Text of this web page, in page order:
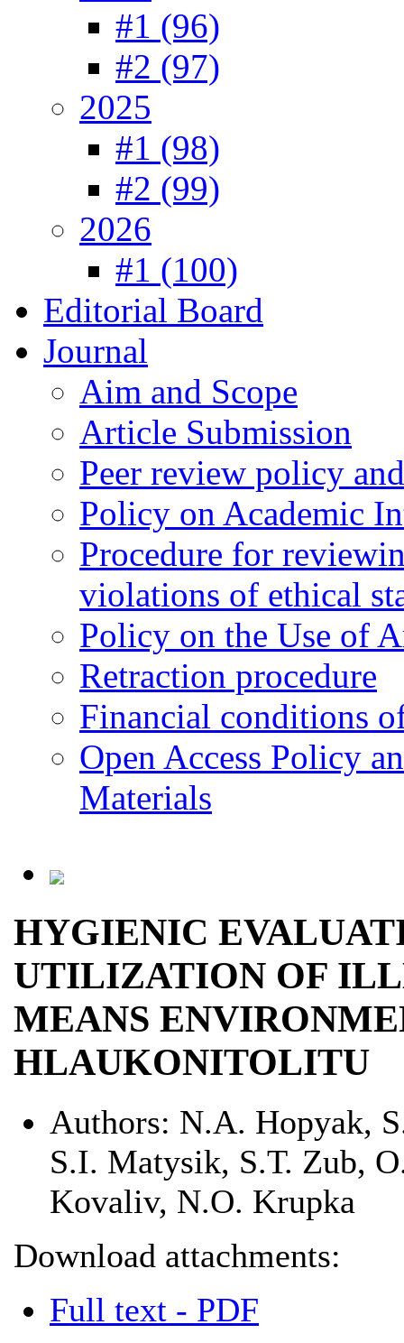
#1 (96)
#2 (97)
2025
#1 (98)
#2 (99)
2026
#1 (100)
Editorial Board
Journal
Aim and Scope
Article Submission
Peer review policy
Policy on Academic
Procedure for
violations of ethical
Policy on the Use of
Retraction procedure
Financial conditions
Open Access Policy
Materials
HYGIENIC
UTILIZATION OF
MEANS
HLAUKONITOLITU
Authors: N.А. Hopyak,
S.І. Matysik, S.Т. Zub,
Kovaliv, N.О. Krupka
Download attachments:
Full text - PDF